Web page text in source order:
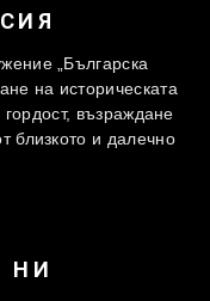
„Българска
на историческата
възраждане
близкото и далечно
НИ